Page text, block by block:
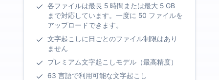
各ファイルは最長 5 時間または最大 5 GB
まで対応しています。一度に 50 ファイルを
アップロードできます。
文字起こしに日ごとのファイル制限はあり
ません
プレミアム文字起こしモデル（最高精度）
63 言語で利用可能な文字起こし